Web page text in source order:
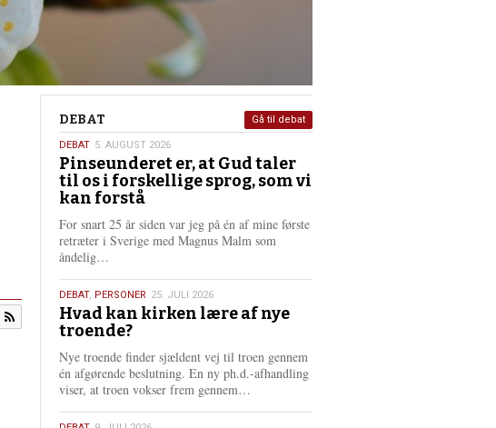
Debat
DEBAT
5.
august
2026
DEBAT 5. AUGUST 2026
Pinseunderet er, at Gud taler
til os i forskellige sprog, som vi
kan forstå
For snart 25 år siden var jeg på én af mine første
retræter i Sverige med Magnus Malm som
åndelig…
s
m
e
r
e
25.
juli
2026
DEBAT, PERSONER 25. JULI 2026
Hvad kan kirken lære af nye
troende?
Nye troende finder sjældent vej til troen gennem
én afgørende beslutning. En ny ph.d.-afhandling
viser, at troen vokser frem gennem…
Gå til debat